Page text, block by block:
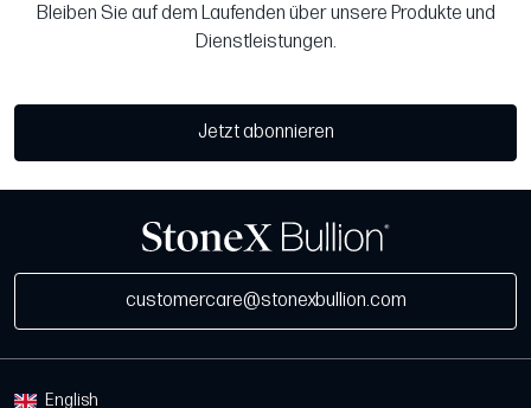
Bleiben Sie auf dem Laufenden über unsere Produkte und
Dienstleistungen.
Jetzt abonnieren
customercare@stonexbullion.com
English